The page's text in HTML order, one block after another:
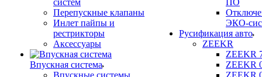
систем
Перепускные клапаны
Инлет пайпы и
рестрикторы
Аксессуары
Впускная система
Впускные системы
ПО
ЭКО-
Русификация авто
ZEEKR
ZEEKR
ZEEKR
ZEEKR